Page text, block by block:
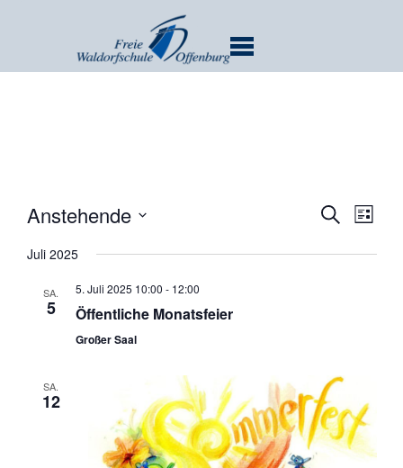
und
SUCHELISTE
Anstehende
Juli 2025
SA.
5
5. Juli 2025 10:00 - 12:00
Öffentliche Monatsfeier
Großer Saal
SA.
12